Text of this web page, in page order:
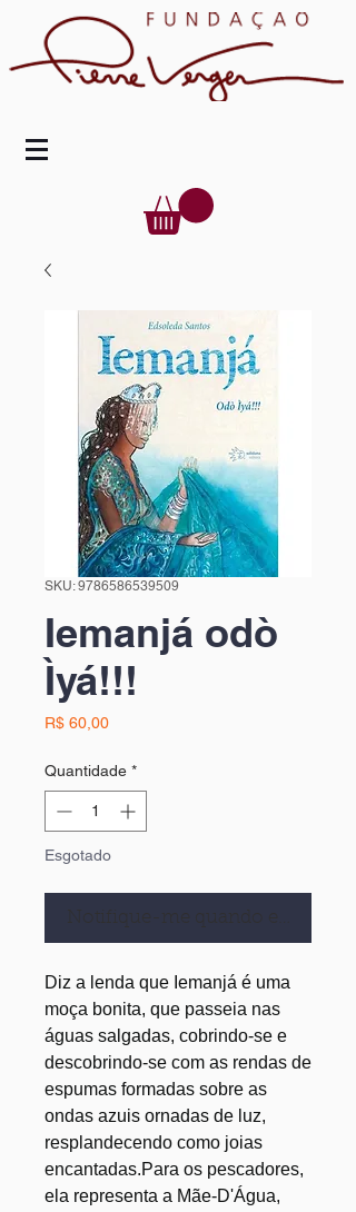
SKU: 9786586539509
Iemanjá odò
Ìyá!!!
R$ 60,00Preço
Quantidade *
Esgotado
Notifique-me quando estiver
Diz a lenda que Iemanjá é uma
moça bonita, que passeia nas
águas salgadas, cobrindo-se e
descobrindo-se com as rendas de
espumas formadas sobre as
ondas azuis ornadas de luz,
resplandecendo como joias
encantadas.Para os pescadores,
ela representa a Mãe-D'Água,